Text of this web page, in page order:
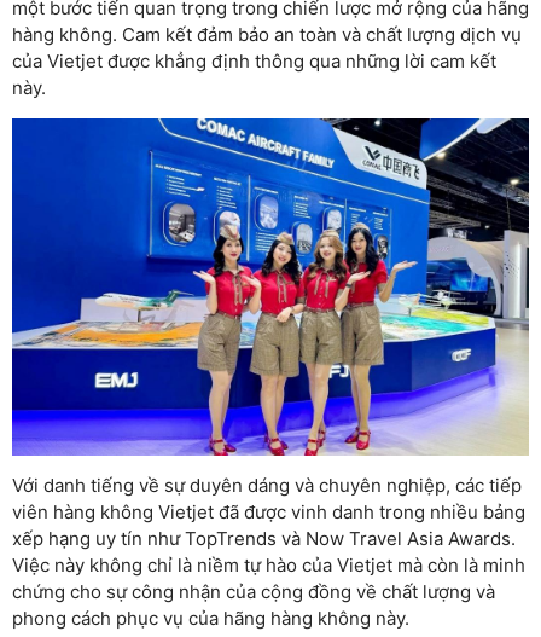
một bước tiến quan trọng trong chiến lược mở rộng của hãng
hàng không. Cam kết đảm bảo an toàn và chất lượng dịch vụ
của Vietjet được khẳng định thông qua những lời cam kết
này.
Với danh tiếng về sự duyên dáng và chuyên nghiệp, các tiếp
viên hàng không Vietjet đã được vinh danh trong nhiều bảng
xếp hạng uy tín như TopTrends và Now Travel Asia Awards.
Việc này không chỉ là niềm tự hào của Vietjet mà còn là minh
chứng cho sự công nhận của cộng đồng về chất lượng và
phong cách phục vụ của hãng hàng không này.